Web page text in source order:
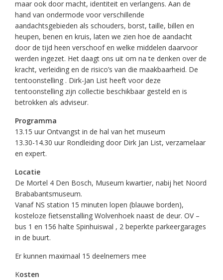
maar ook door macht, identiteit en verlangens. Aan de
hand van ondermode voor verschillende
aandachtsgebieden als schouders, borst, taille, billen en
heupen, benen en kruis, laten we zien hoe de aandacht
door de tijd heen verschoof en welke middelen daarvoor
werden ingezet. Het daagt ons uit om na te denken over de
kracht, verleiding en de risico’s van die maakbaarheid. De
tentoonstelling . Dirk-Jan List heeft voor deze
tentoonstelling zijn collectie beschikbaar gesteld en is
betrokken als adviseur.
Programma
13.15 uur Ontvangst in de hal van het museum
13.30-14.30 uur Rondleiding door Dirk Jan List, verzamelaar
en expert.
Locatie
De Mortel 4 Den Bosch, Museum kwartier, nabij het Noord
Brababantsmuseum.
Vanaf NS station 15 minuten lopen (blauwe borden),
kosteloze fietsenstalling Wolvenhoek naast de deur. OV –
bus 1 en 156 halte Spinhuiswal , 2 beperkte parkeergarages
in de buurt.
Er kunnen maximaal 15 deelnemers mee
Kosten